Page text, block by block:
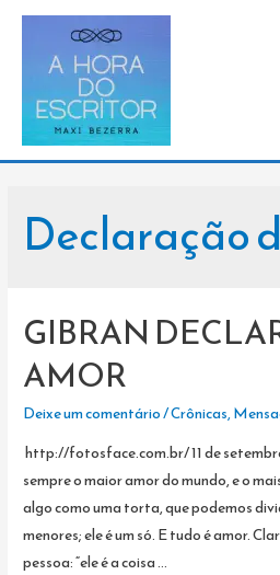
Declaração
GIBRAN
AMOR
Deixe um comentário/Crônicas,
http://fotosface.com.br/ 11 de
sempre o maior amor do mundo, e o
algo como uma torta, que podemos
menores; ele é um só. E tudo é amor.
pessoa: “ele é a coisa …